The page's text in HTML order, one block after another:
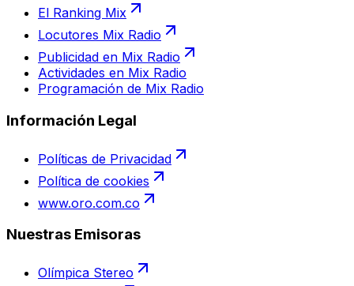
El Ranking Mix
Locutores Mix Radio
Publicidad en Mix Radio
Actividades en Mix Radio
Programación de Mix Radio
Información Legal
Políticas de Privacidad
Política de cookies
www.oro.com.co
Nuestras Emisoras
Olímpica Stereo